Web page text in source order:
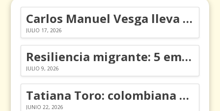
Carlos Manuel Vesga lleva el nombre de Colombia a los Emmy
JULIO 17, 2026
Resiliencia migrante: 5 emociones y cómo gestionarlas
JULIO 9, 2026
Tatiana Toro: colombiana que cambió la historia de las matemáticas
JUNIO 22, 2026